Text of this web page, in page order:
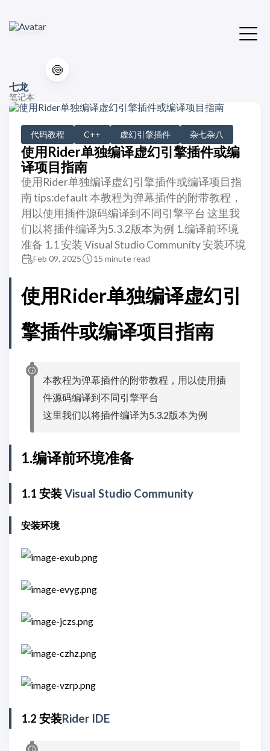
🍥
七龙
笔记本
代码教程 C++ 虚幻引擎插件 杂七杂八
使用Rider单独编译虚幻引擎插件或编
译项目指南
使用Rider单独编译虚幻引擎插件或编译项目指
南 tips:default 本教程为弹幕插件的附带教程，
用以使用插件源码编译到不同引擎平台 这里我
们以将插件编译为5.3.2版本为例 1.编译前环境
准备 1.1 安装 Visual Studio Community 安装环境
Feb 09, 2025 15 minute read
使用Rider单独编译虚幻引
擎插件或编译项目指南
本教程为弹幕插件的附带教程，用以使用插
件源码编译到不同引擎平台
这里我们以将插件编译为5.3.2版本为例
1.编译前环境准备
1.1 安装Visual Studio Community
安装环境
1.2 安装Rider IDE